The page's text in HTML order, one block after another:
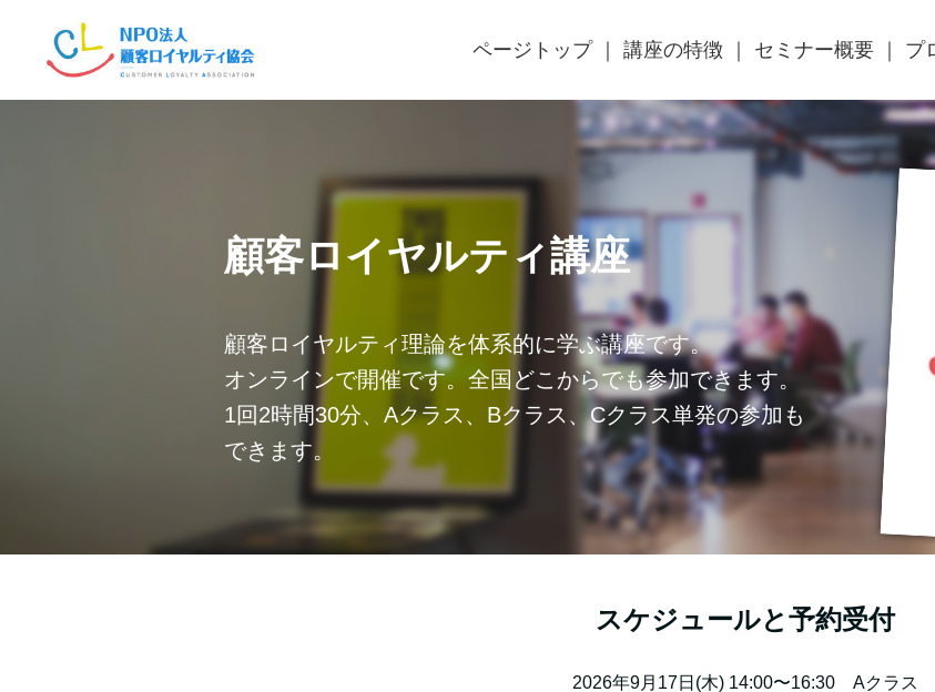
ページトップ 講座の特徴 セミナー概要 プ
顧客ロイヤルティ講座
顧客ロイヤルティ理論を体系的に学ぶ講座です。
オンラインで開催です。全国どこからでも参加できます。
1回2時間30分、Aクラス、Bクラス、Cクラス単発の参加も
できます。
スケジュールと予約受付
2026年9月17日(木) 14:00〜16:30 Aクラス